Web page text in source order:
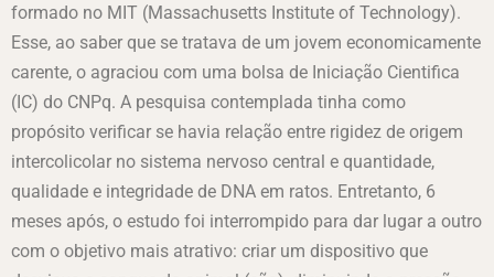
formado no MIT (Massachusetts Institute of Technology).
Esse, ao saber que se tratava de um jovem economicamente
carente, o agraciou com uma bolsa de Iniciação Cientifica
(IC) do CNPq. A pesquisa contemplada tinha como
propósito verificar se havia relação entre rigidez de origem
intercolicolar no sistema nervoso central e quantidade,
qualidade e integridade de DNA em ratos. Entretanto, 6
meses após, o estudo foi interrompido para dar lugar a outro
com o objetivo mais atrativo: criar um dispositivo que